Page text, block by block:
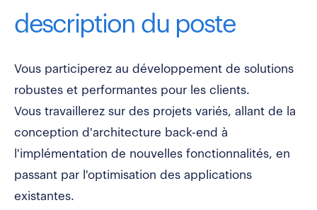
description du poste
Vous participerez au développement de solutions
robustes et performantes pour les clients.
Vous travaillerez sur des projets variés, allant de la
conception d'architecture back-end à
l'implémentation de nouvelles fonctionnalités, en
passant par l'optimisation des applications
existantes.